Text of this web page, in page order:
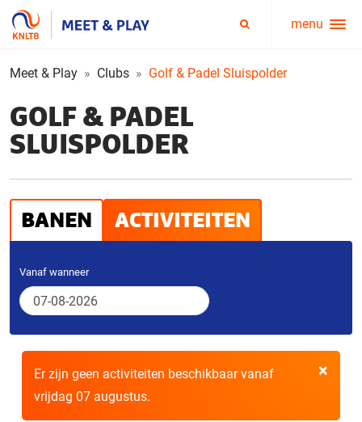
Service
menu
menu
Meet & Play Clubs Golf & Padel Sluispolder
GOLF & PADEL
SLUISPOLDER
BANEN ACTIVITEITEN
Vanaf wanneer
×
Er zijn geen activiteiten beschikbaar vanaf
vrijdag 07 augustus.